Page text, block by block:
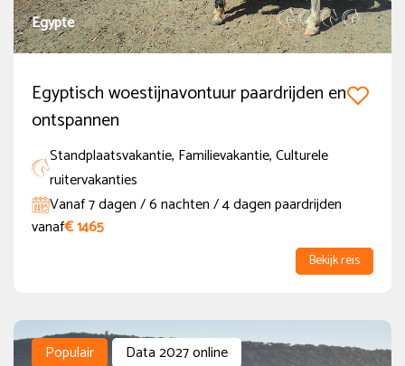
Nieuw
(45)
Ruiterniveau
Beginner
(70)
Gevorderde beginner
Gevorderde Ruiter
Zeer gevorderde Ruiter
Egypte
Egyptisch woestijnavontuur paardrijden en
ontspannen
Standplaatsvakantie, Familievakantie, Culturele
ruitervakanties
Vanaf 7 dagen / 6 nachten / 4 dagen paardrijden
vanaf€ 1465
Bekijk reis
Populair Data 2027 online